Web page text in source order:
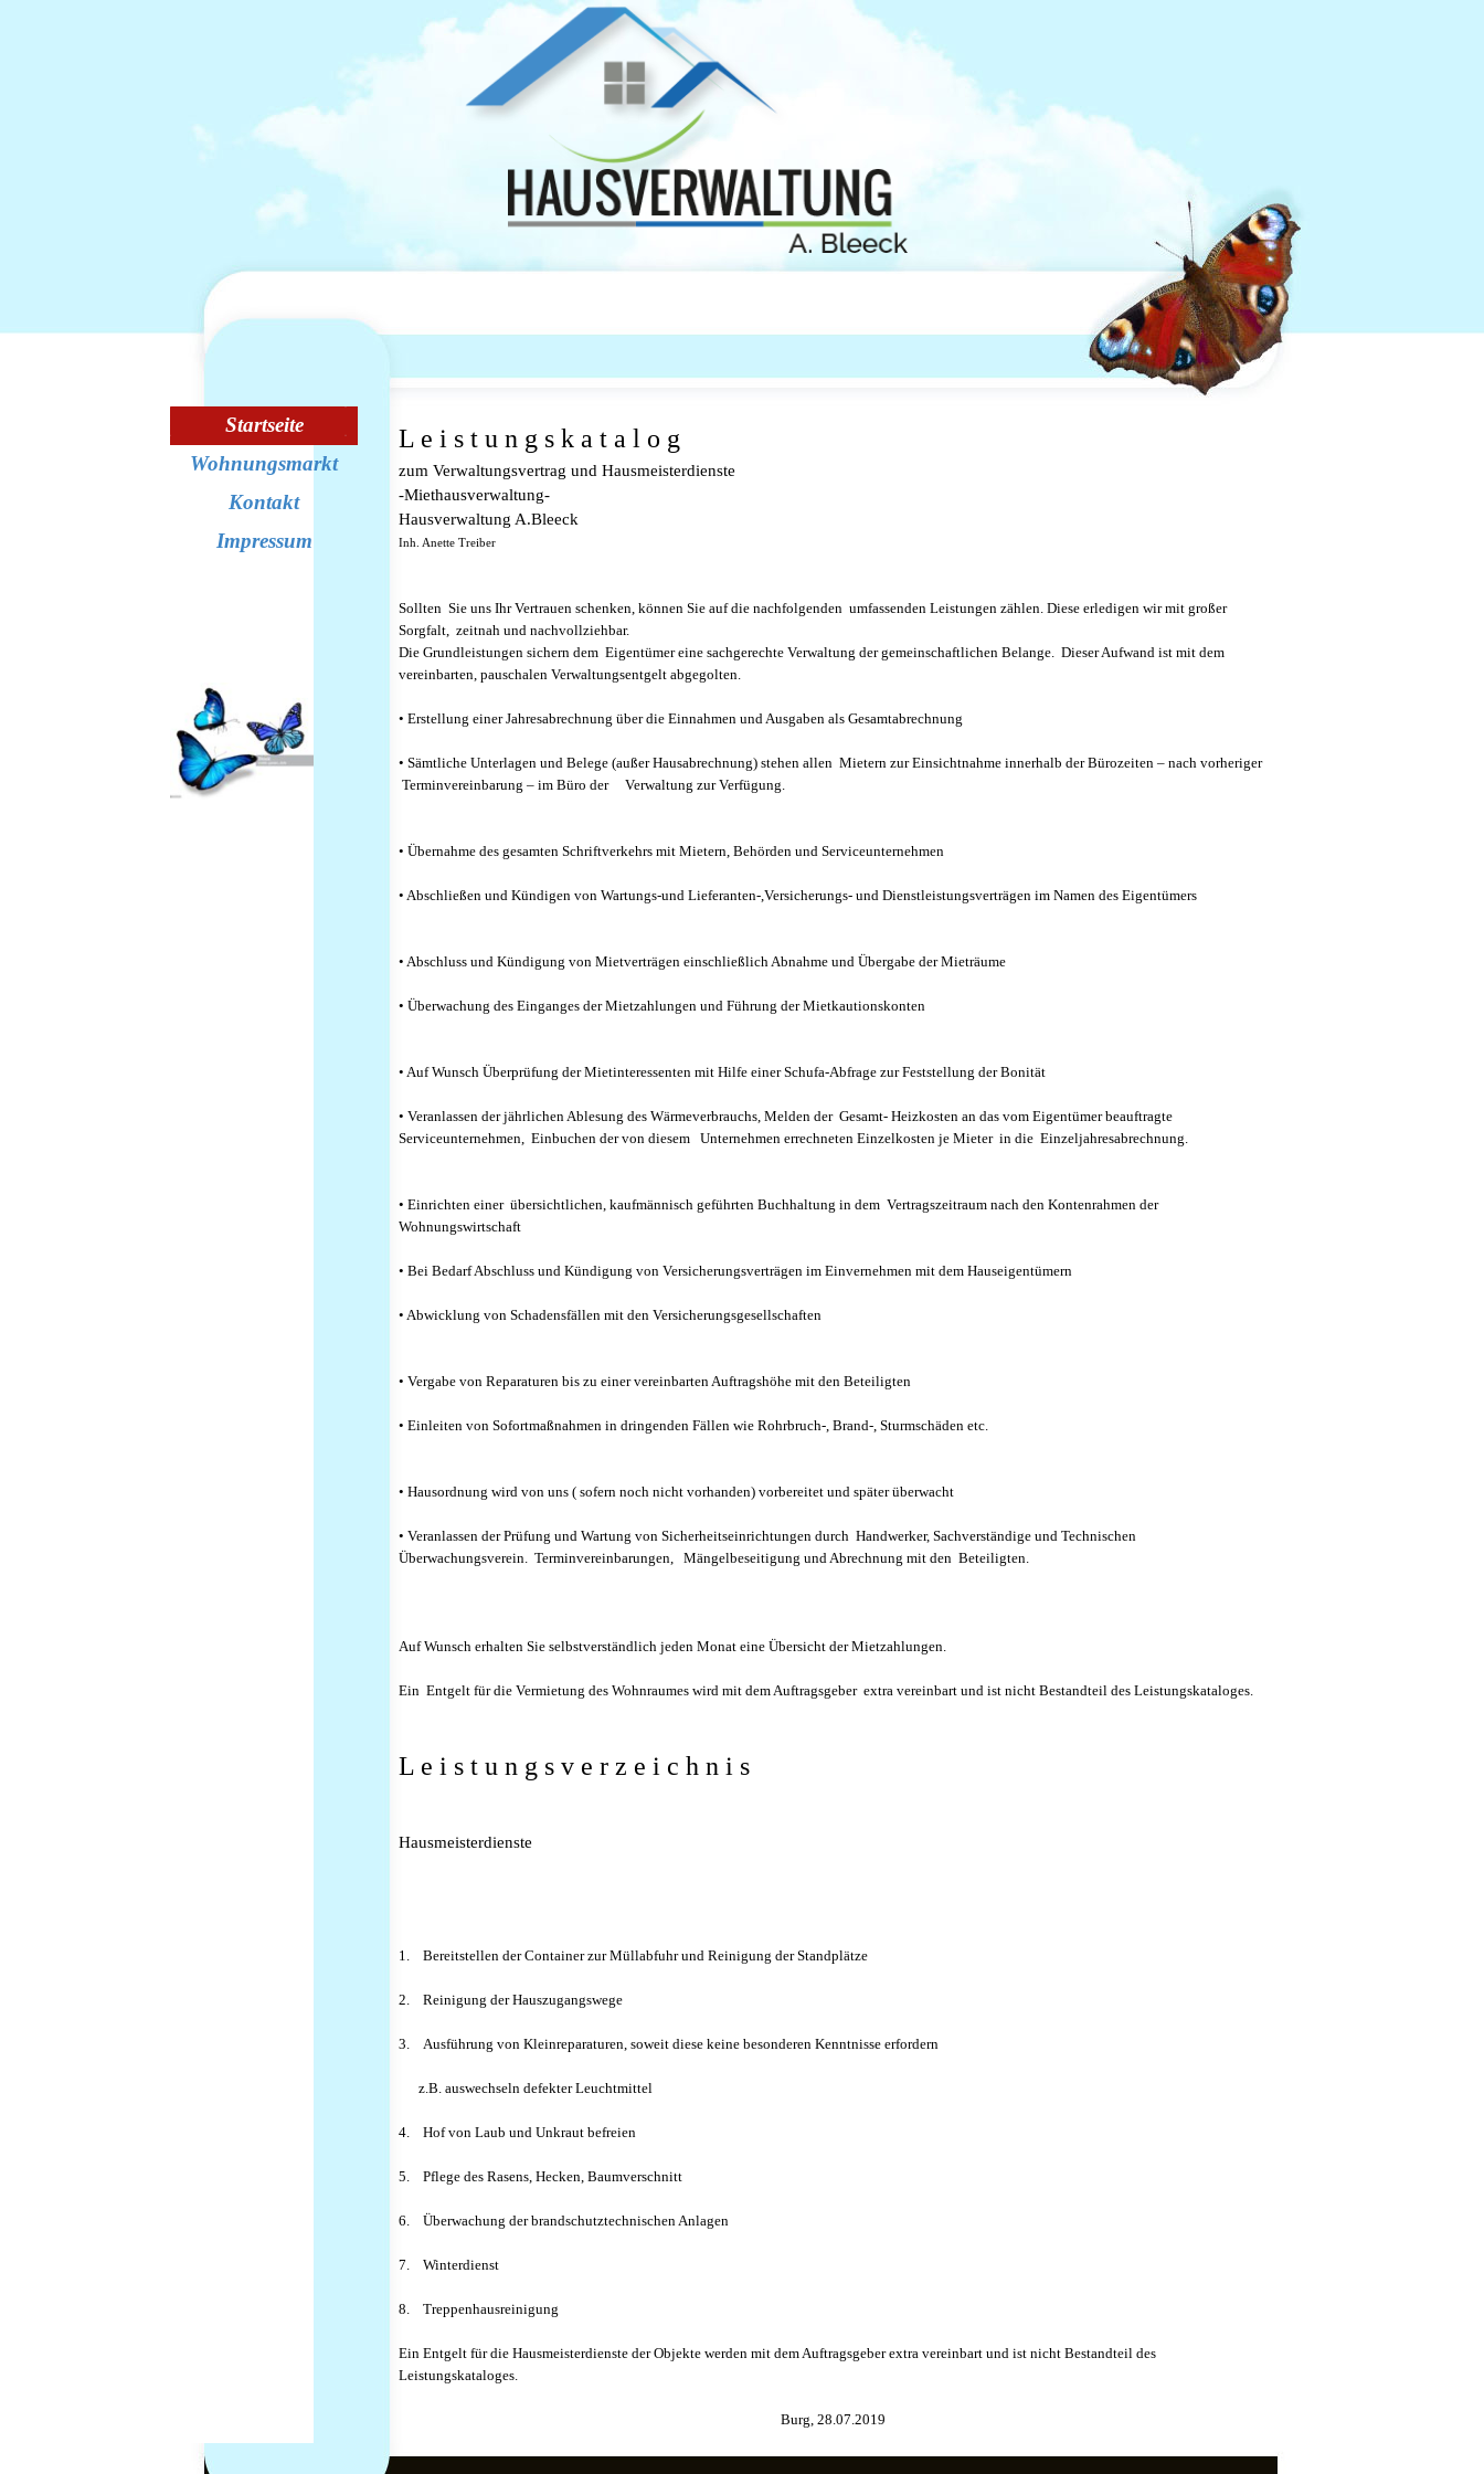
Menü überspringen
Startseite
Wohnungsmarkt
Kontakt
Impressum
L e i s t u n g s k a t a l o g
zum Verwaltungsvertrag und Hausmeisterdienste
-Miethausverwaltung-
Hausverwaltung A.Bleeck
Inh. Anette Treiber
Sollten Sie uns Ihr Vertrauen schenken, können Sie auf die nachfolgenden umfassenden Leistungen zählen. Diese erledigen wir mit großer
Sorgfalt, zeitnah und nachvollziehbar.
Die Grundleistungen sichern dem Eigentümer eine sachgerechte Verwaltung der gemeinschaftlichen Belange. Dieser Aufwand ist mit dem
vereinbarten, pauschalen Verwaltungsentgelt abgegolten.
• Erstellung einer Jahresabrechnung über die Einnahmen und Ausgaben als Gesamtabrechnung
• Sämtliche Unterlagen und Belege (außer Hausabrechnung) stehen allen Mietern zur Einsichtnahme innerhalb der Bürozeiten – nach vorheriger
Terminvereinbarung – im Büro der Verwaltung zur Verfügung.
• Übernahme des gesamten Schriftverkehrs mit Mietern, Behörden und Serviceunternehmen
• Abschließen und Kündigen von Wartungs-und Lieferanten-,Versicherungs- und Dienstleistungsverträgen im Namen des Eigentümers
• Abschluss und Kündigung von Mietverträgen einschließlich Abnahme und Übergabe der Mieträume
• Überwachung des Einganges der Mietzahlungen und Führung der Mietkautionskonten
• Auf Wunsch Überprüfung der Mietinteressenten mit Hilfe einer Schufa-Abfrage zur Feststellung der Bonität
• Veranlassen der jährlichen Ablesung des Wärmeverbrauchs, Melden der Gesamt- Heizkosten an das vom Eigentümer beauftragte
Serviceunternehmen, Einbuchen der von diesem Unternehmen errechneten Einzelkosten je Mieter in die Einzeljahresabrechnung.
• Einrichten einer übersichtlichen, kaufmännisch geführten Buchhaltung in dem Vertragszeitraum nach den Kontenrahmen der
Wohnungswirtschaft
• Bei Bedarf Abschluss und Kündigung von Versicherungsverträgen im Einvernehmen mit dem Hauseigentümern
• Abwicklung von Schadensfällen mit den Versicherungsgesellschaften
• Vergabe von Reparaturen bis zu einer vereinbarten Auftragshöhe mit den Beteiligten
• Einleiten von Sofortmaßnahmen in dringenden Fällen wie Rohrbruch-, Brand-, Sturmschäden etc.
• Hausordnung wird von uns ( sofern noch nicht vorhanden) vorbereitet und später überwacht
• Veranlassen der Prüfung und Wartung von Sicherheitseinrichtungen durch Handwerker, Sachverständige und Technischen
Überwachungsverein. Terminvereinbarungen, Mängelbeseitigung und Abrechnung mit den Beteiligten.
Auf Wunsch erhalten Sie selbstverständlich jeden Monat eine Übersicht der Mietzahlungen.
Ein Entgelt für die Vermietung des Wohnraumes wird mit dem Auftragsgeber extra vereinbart und ist nicht Bestandteil des Leistungskataloges.
L e i s t u n g s v e r z e i c h n i s
Hausmeisterdienste
1. Bereitstellen der Container zur Müllabfuhr und Reinigung der Standplätze
2. Reinigung der Hauszugangswege
3. Ausführung von Kleinreparaturen, soweit diese keine besonderen Kenntnisse erfordern
z.B. auswechseln defekter Leuchtmittel
4. Hof von Laub und Unkraut befreien
5. Pflege des Rasens, Hecken, Baumverschnitt
6. Überwachung der brandschutztechnischen Anlagen
7. Winterdienst
8. Treppenhausreinigung
Ein Entgelt für die Hausmeisterdienste der Objekte werden mit dem Auftragsgeber extra vereinbart und ist nicht Bestandteil des
Leistungskataloges.
Burg, 28.07.2019